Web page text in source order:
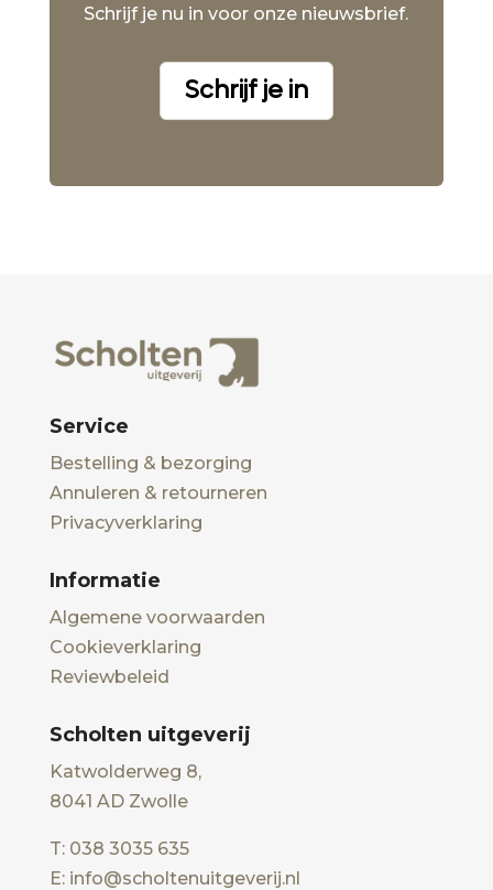
Schrijf je nu in voor onze nieuwsbrief.
Schrijf je in
Service
Bestelling & bezorging
Annuleren & retourneren
Privacyverklaring
Informatie
Algemene voorwaarden
Cookieverklaring
Reviewbeleid
Scholten uitgeverij
Katwolderweg 8,
8041 AD Zwolle
T: 038 3035 635
E: info@scholtenuitgeverij.nl